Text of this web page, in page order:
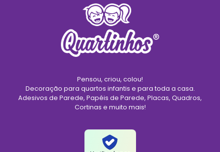
Pensou, criou, colou!
Decoração para quartos infantis e para toda a casa.
Adesivos de Parede, Papéis de Parede, Placas, Quadros,
Cortinas e muito mais!